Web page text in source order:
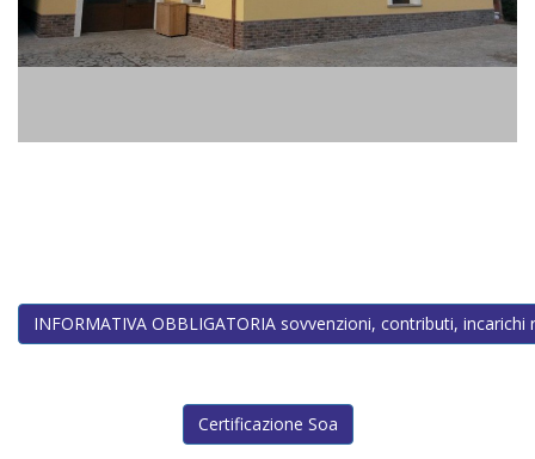
INFORMATIVA OBBLIGATORIA sovvenzioni, contributi,
Certificazione Soa